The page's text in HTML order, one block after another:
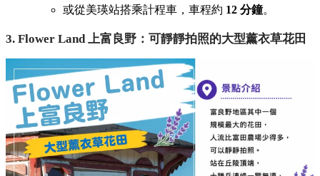
或從美瑛站搭乘計程車， 車程約 12 分鐘。
3. Flower Land 上富良野：可靜靜拍照的大型薰衣草花田